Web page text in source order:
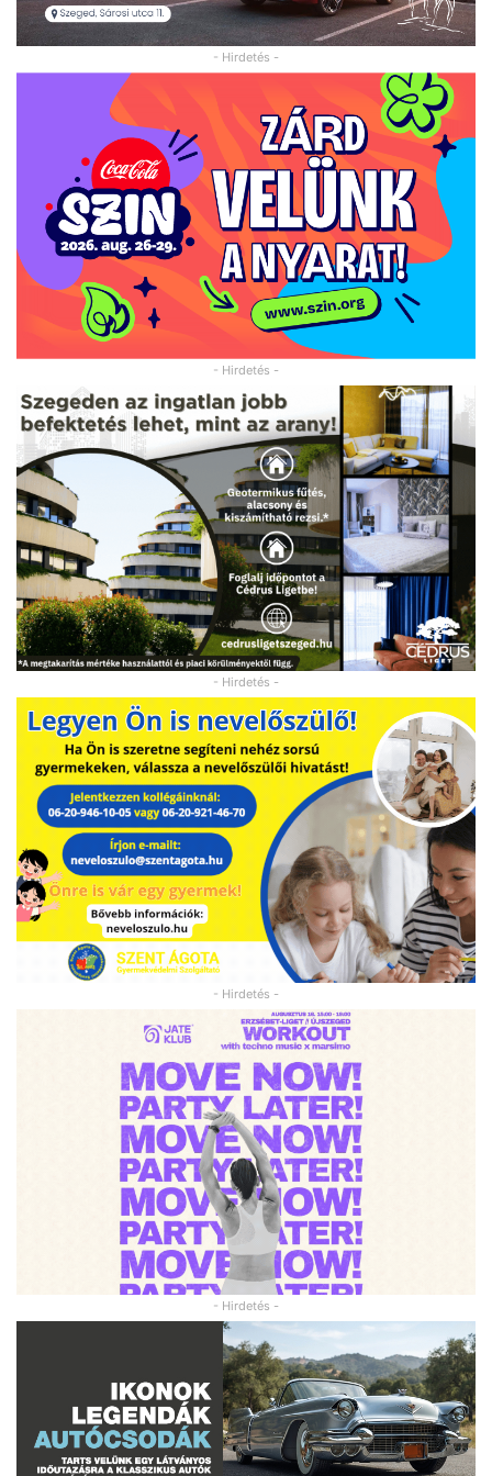
- Hirdetés -
- Hirdetés -
- Hirdetés -
- Hirdetés -
- Hirdetés -